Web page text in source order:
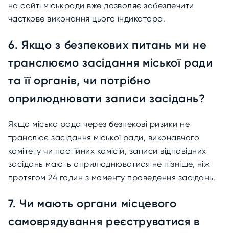
на сайті міськради вже дозволяє забезпечити
часткове виконання цього індикатора.
6. Якщо з безпекових питань ми не
транслюємо засідання міської ради
та її органів, чи потрібно
оприлюднювати записи засідань?
Якщо міська рада через безпекові ризики не
транслює засідання міської ради, виконавчого
комітету чи постійних комісій, записи відповідних
засідань мають оприлюднюватися не пізніше, ніж
протягом 24 годин з моменту проведення засідань.
7. Чи мають органи місцевого
самоврядування реєструватися в